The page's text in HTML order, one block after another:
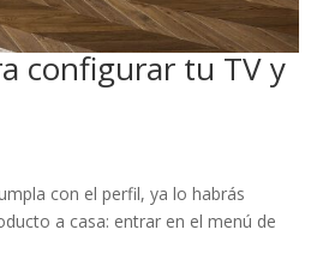
configurar tu TV y
con el perfil, ya lo habrás
a casa: entrar en el menú de